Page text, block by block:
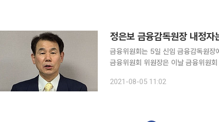
정은보 금융감독원장 내정
금융위원회는 5일 신임 금융감독원장에
금융위원회 위원장은 이날 금융위원
2021-08-05 11:02